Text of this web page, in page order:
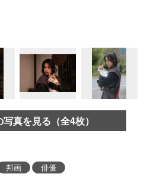
真を見る（全4枚）
邦画 俳優